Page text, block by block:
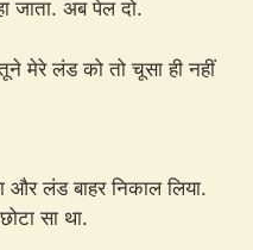
जाता. अब पेल दो.
मेरे लंड को तो चूसा ही नहीं
लंड बाहर निकाल लिया.
सा था.